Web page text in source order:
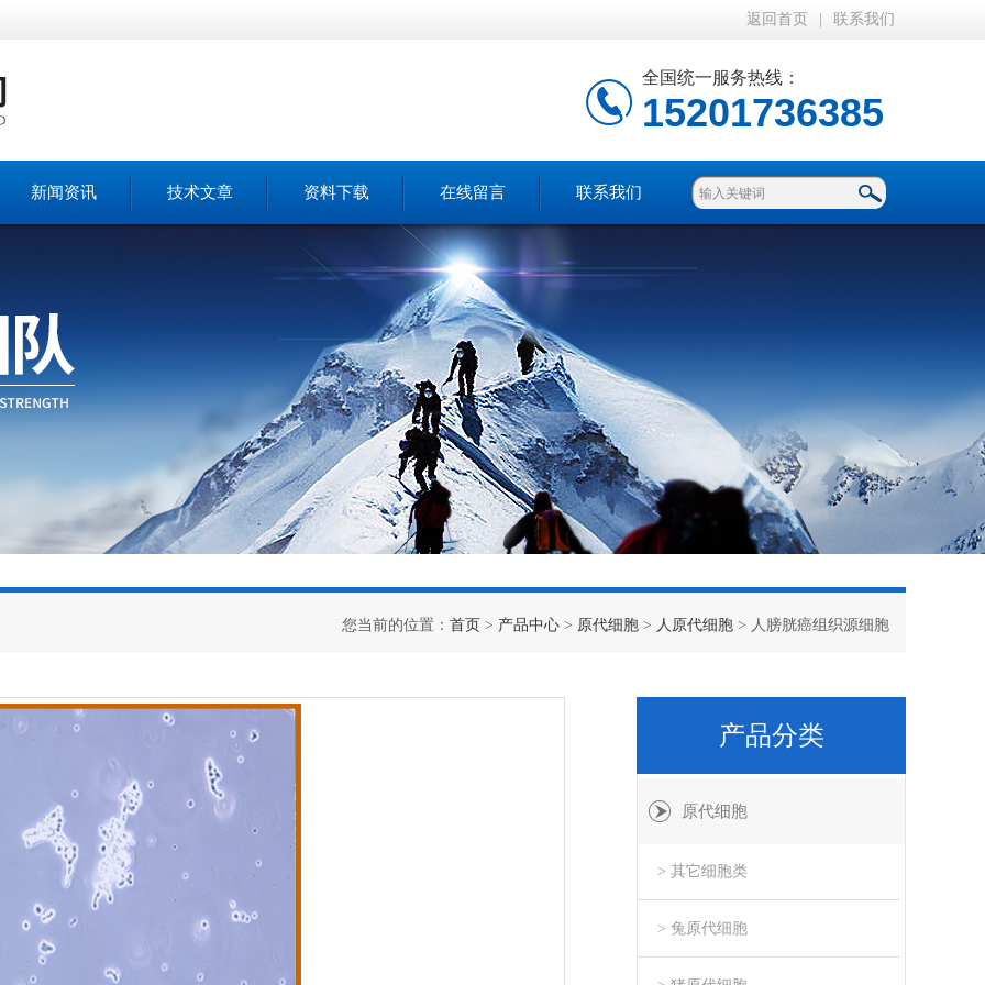
返回首页 联系我们
全国统一服务热线：
15201736385
新闻资讯 技术文章 资料下载 在线留言 联系我们
您当前的位置： 首页 > 产品中心 > 原代细胞 > 人原代细胞 > 人膀胱癌组织源细胞
产品分类
原代细胞
> 其它细胞类
> 兔原代细胞